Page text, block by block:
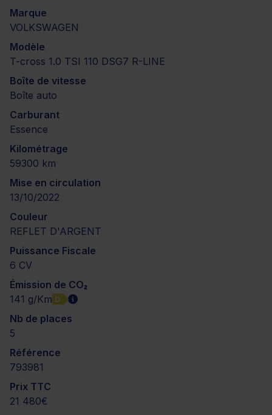
Marque
VOLKSWAGEN
Modèle
T-cross 1.0 TSI 110 DSG7 R-LINE
Boîte de vitesse
Boîte auto
Carburant
Essence
Kilométrage
59300 km
Mise en circulation
13/10/2022
Couleur
REFLET D'ARGENT
Puissance Fiscale
6 CV
Émission de CO₂
141 g/Km D
Nb de places
5
Référence
793981
Prix TTC
21 480€